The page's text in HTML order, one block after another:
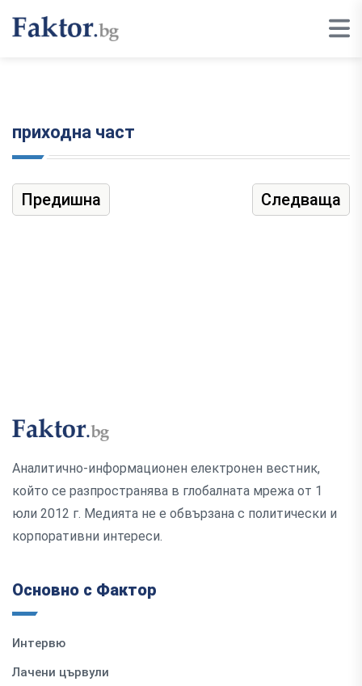
приходна част
Предишна Следваща
Аналитично-информационен електронен вестник,
който се разпространява в глобалната мрежа от 1
юли 2012 г. Медията не е обвързана с политически и
корпоративни интереси.
Основно с Фактор
Интервю
Лачени цървули